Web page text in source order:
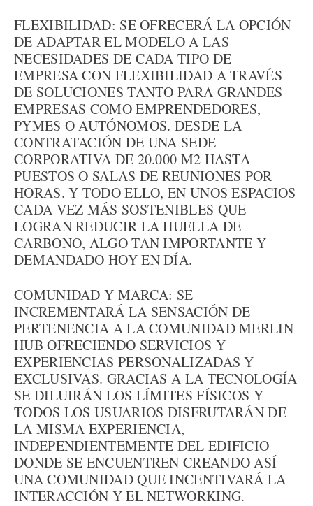
FLEXIBILIDAD: SE OFRECERÁ LA OPCIÓN
DE ADAPTAR EL MODELO A LAS
NECESIDADES DE CADA TIPO DE
EMPRESA CON FLEXIBILIDAD A TRAVÉS
DE SOLUCIONES TANTO PARA GRANDES
EMPRESAS COMO EMPRENDEDORES,
PYMES O AUTÓNOMOS. DESDE LA
CONTRATACIÓN DE UNA SEDE
CORPORATIVA DE 20.000 M2 HASTA
PUESTOS O SALAS DE REUNIONES POR
HORAS. Y TODO ELLO, EN UNOS ESPACIOS
CADA VEZ MÁS SOSTENIBLES QUE
LOGRAN REDUCIR LA HUELLA DE
CARBONO, ALGO TAN IMPORTANTE Y
DEMANDADO HOY EN DÍA.
COMUNIDAD Y MARCA: SE
INCREMENTARÁ LA SENSACIÓN DE
PERTENENCIA A LA COMUNIDAD MERLIN
HUB OFRECIENDO SERVICIOS Y
EXPERIENCIAS PERSONALIZADAS Y
EXCLUSIVAS. GRACIAS A LA TECNOLOGÍA
SE DILUIRÁN LOS LÍMITES FÍSICOS Y
TODOS LOS USUARIOS DISFRUTARÁN DE
LA MISMA EXPERIENCIA,
INDEPENDIENTEMENTE DEL EDIFICIO
DONDE SE ENCUENTREN CREANDO ASÍ
UNA COMUNIDAD QUE INCENTIVARÁ LA
INTERACCIÓN Y EL NETWORKING.